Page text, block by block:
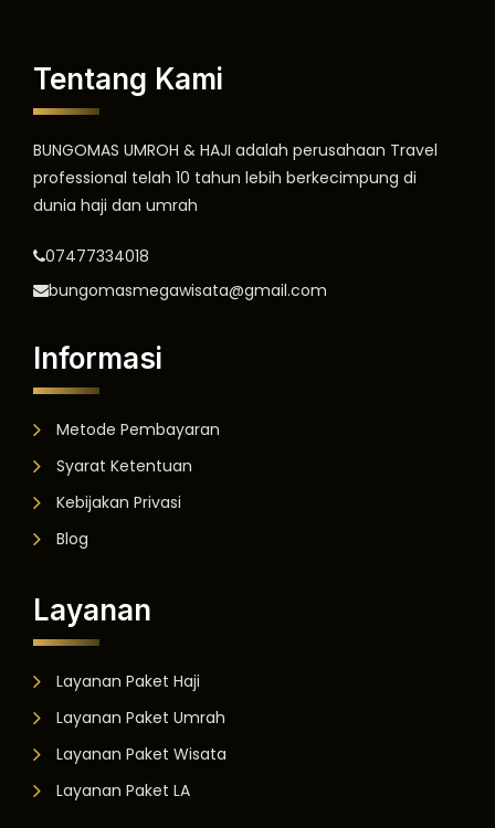
Tentang Kami
BUNGOMAS UMROH & HAJI adalah perusahaan Travel
professional telah 10 tahun lebih berkecimpung di
dunia haji dan umrah
07477334018
bungomasmegawisata@gmail.com
Informasi
Metode Pembayaran
Syarat Ketentuan
Kebijakan Privasi
Blog
Layanan
Layanan Paket Haji
Layanan Paket Umrah
Layanan Paket Wisata
Layanan Paket LA